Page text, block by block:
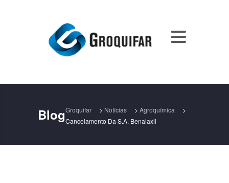
BlogGroquifar > Notícias > Agroquímica
>
Cancelamento Da S.a. Benalaxil